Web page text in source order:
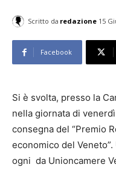
Scritto da redazione 15
Facebook
Si è svolta, presso la
nella giornata di
consegna del “Premio
economico del
ogni da Unioncamere